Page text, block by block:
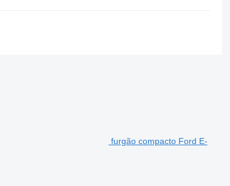
furgão compacto Ford E-